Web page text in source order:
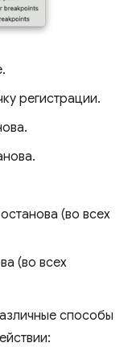
регистрации.
(во всех
(во всех
способы